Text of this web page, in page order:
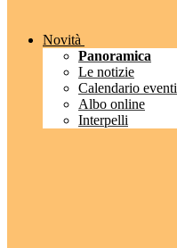
Novità
Panoramica
Le notizie
Calendario eventi
Albo online
Interpelli